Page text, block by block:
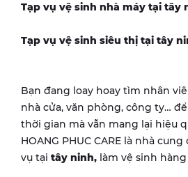
Tạp vụ vệ sinh nhà máy tại tây
Tạp vụ vệ sinh siêu thị tại tây
Bạn đang loay hoay tìm nhân
nhà cửa, văn phòng, công ty…
thời gian mà vẫn mang lại hiệu
HOANG PHUC CARE là nhà
vụ tại tây ninh, làm vệ sinh